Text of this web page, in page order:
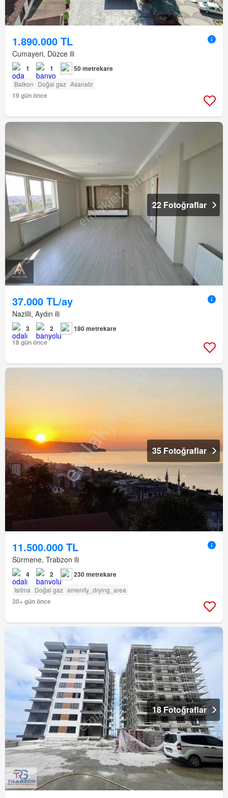
1.890.000 TL
Cumayeri, Düzce ili
1 1 50 metrekare
Balkon Doğal gaz Asansör
19 gün önce
22 Fotoğraflar
37.000 TL/ay
Nazilli, Aydın ili
3 2
180 metrekare
18 gün önce
35 Fotoğraflar
11.500.000 TL
Sürmene, Trabzon ili
4 2 230 metrekare
Isıtma Doğal gaz amenity_drying_area
30+ gün önce
18 Fotoğraflar